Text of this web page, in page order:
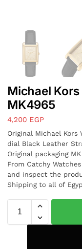
Michael
MK4965
4,200 EGP
Original Michael Kors
dial Black Leather
Original packaging
From Catchy
and inspect the
Shipping to all of